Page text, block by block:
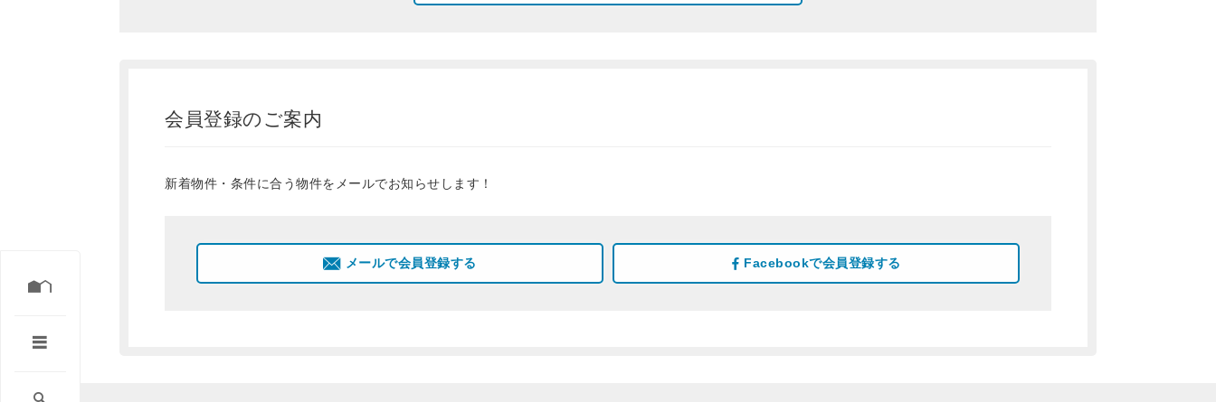
会員登録のご案内
新着物件・条件に合う物件をメールでお知らせします！
メールで会員登録する Facebookで会員登録する